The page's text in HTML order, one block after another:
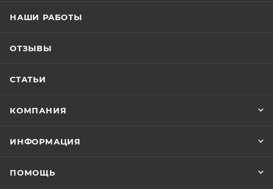
НАШИ РАБОТЫ
ОТЗЫВЫ
СТАТЬИ
КОМПАНИЯ
ИНФОРМАЦИЯ
ПОМОЩЬ